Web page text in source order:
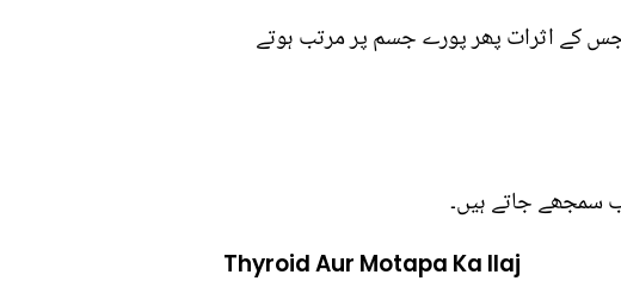
جس کے اثرات پھر پورے جسم پر مرتب ہوتے
سمجھے جاتے ہیں۔
Thyroid Aur Motapa Ka Ilaj